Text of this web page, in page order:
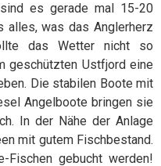
es gerade mal 15-20
alles, was das Anglerherz
das Wetter nicht so
geschützten Ustfjord eine
Die stabilen Boote mit
Angelboote bringen sie
In der Nähe der Anlage
mit gutem Fischbestand.
Fischen gebucht werden!